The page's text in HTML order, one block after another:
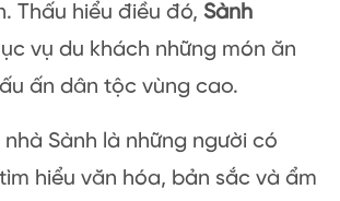
Thấu hiểu điều đó, Sành
vụ du khách những món ăn
ấn dân tộc vùng cao.
Sành là những người có
hiểu văn hóa, bản sắc và ẩm